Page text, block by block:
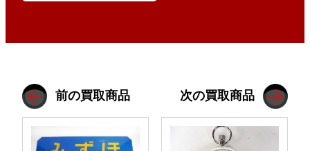
前の買取商品 次の買取商品